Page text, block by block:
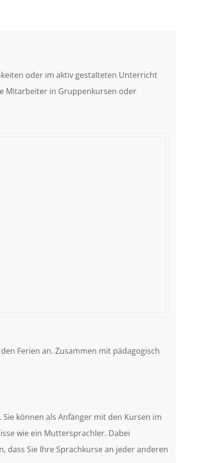
oder im aktiv gestalteten Unterricht
Mitarbeiter in Gruppenkursen oder
Ferien an. Zusammen mit pädagogisch
können als Anfänger mit den Kursen im
wie ein Muttersprachler. Dabei
dass Sie Ihre Sprachkurse an jeder anderen